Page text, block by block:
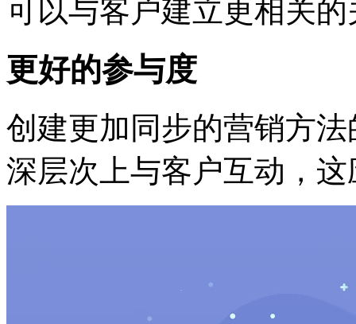
可以与客户建立更相关
更好的参与度
创建更加同步的营销方
深层次上与客户互动，